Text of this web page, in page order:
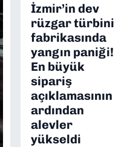
İzmir’in dev
rüzgar türbini
fabrikasında
yangın paniği!
En büyük
sipariş
açıklamasının
ardından
alevler
yükseldi